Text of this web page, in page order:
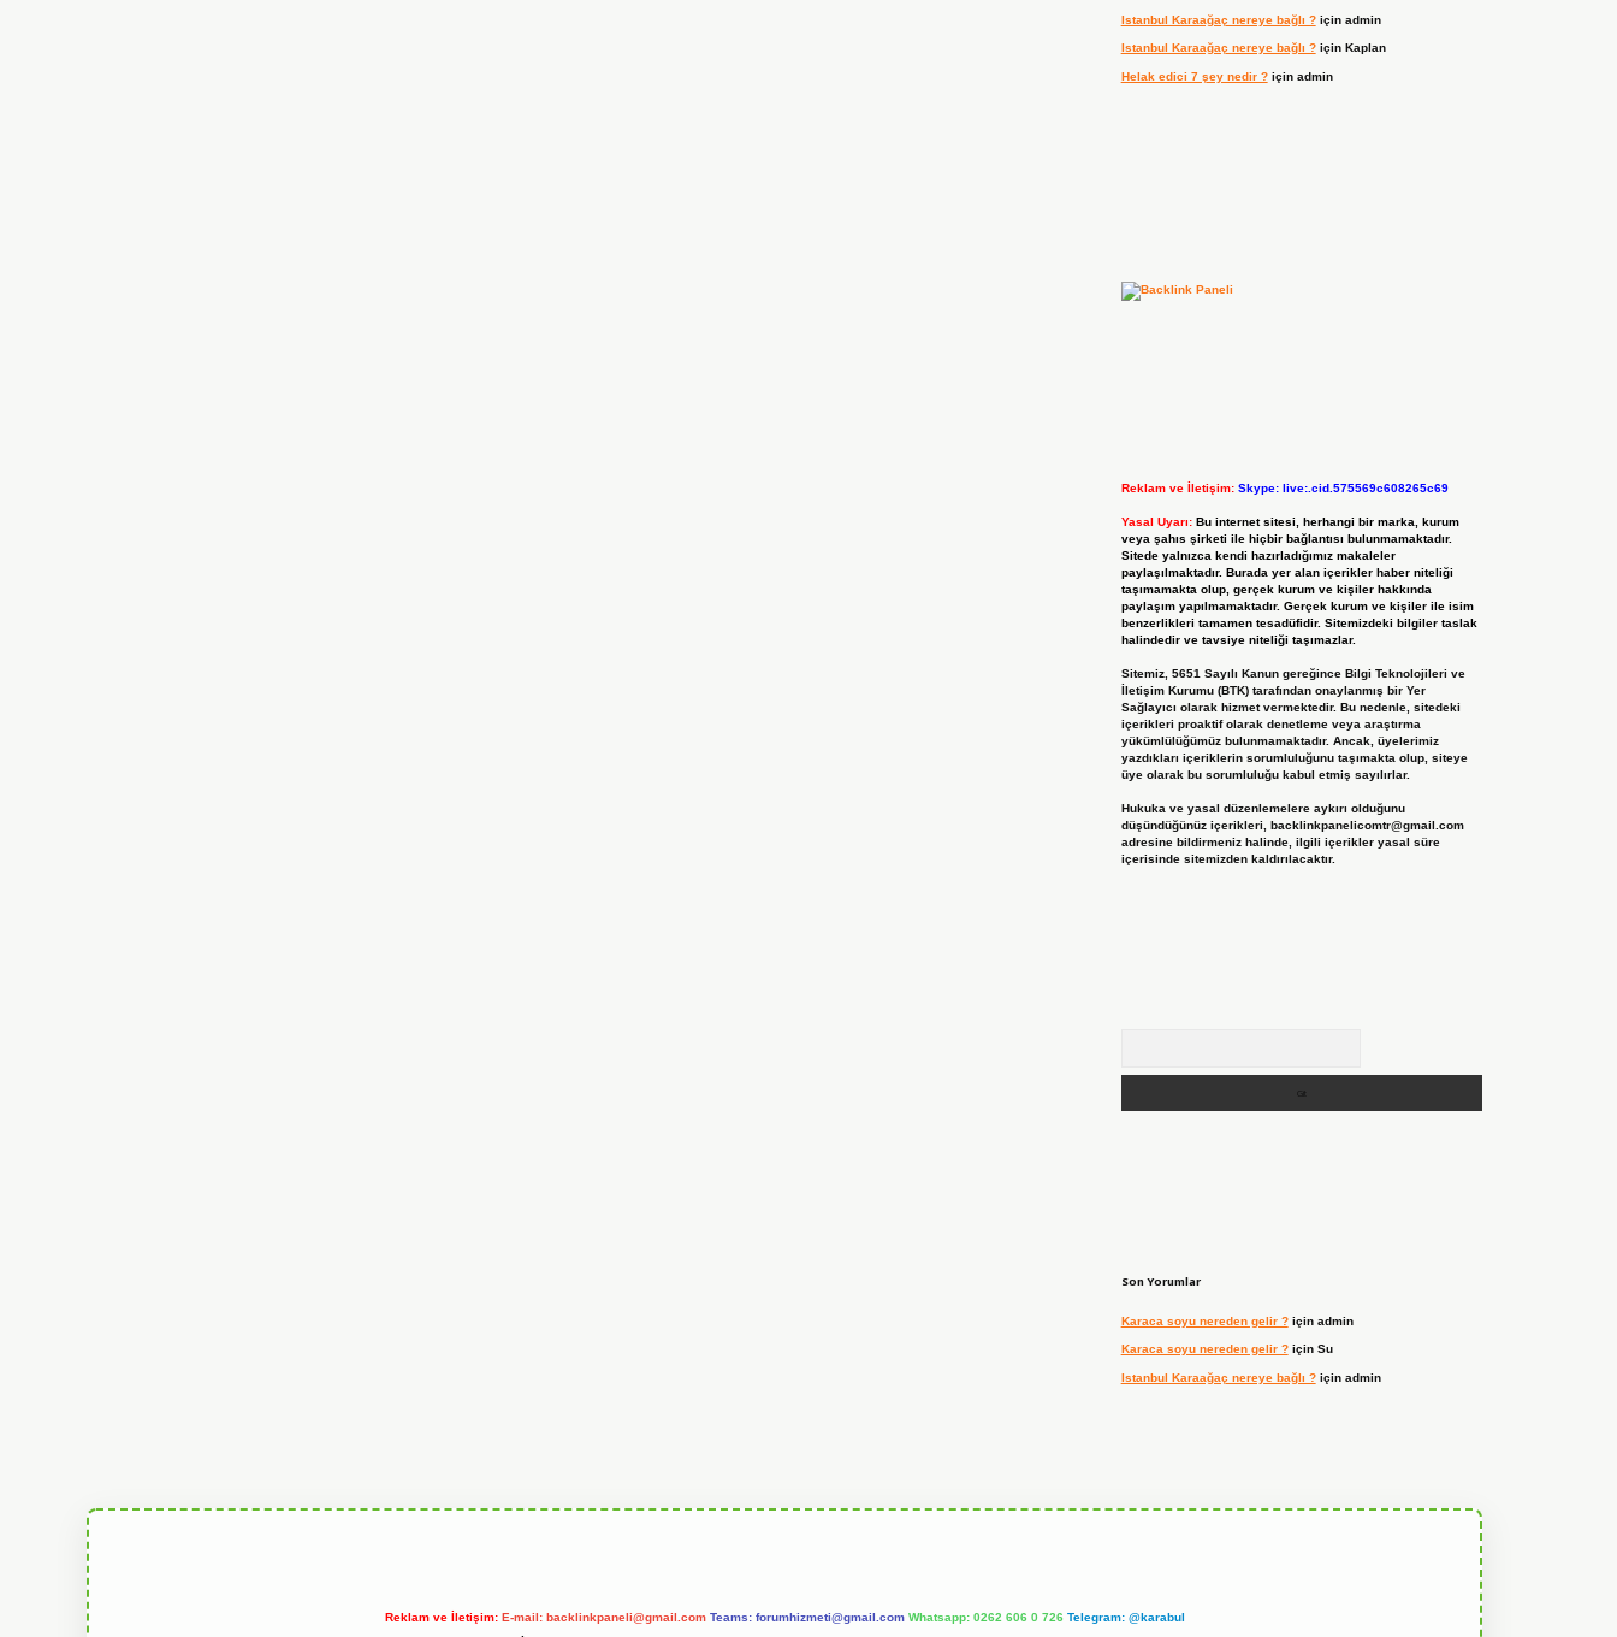
Istanbul Karaağaç nereye bağlı ?için admin
Istanbul Karaağaç nereye bağlı ?için Kaplan
Helak edici 7 şey nedir ?için admin
Reklam ve İletişim: Skype: live:.cid.575569c608265c69
Yasal Uyarı: Bu internet sitesi, herhangi bir marka, kurum
veya şahıs şirketi ile hiçbir bağlantısı bulunmamaktadır.
Sitede yalnızca kendi hazırladığımız makaleler
paylaşılmaktadır. Burada yer alan içerikler haber niteliği
taşımamakta olup, gerçek kurum ve kişiler hakkında
paylaşım yapılmamaktadır. Gerçek kurum ve kişiler ile isim
benzerlikleri tamamen tesadüfidir. Sitemizdeki bilgiler taslak
halindedir ve tavsiye niteliği taşımazlar.
Sitemiz, 5651 Sayılı Kanun gereğince Bilgi Teknolojileri ve
İletişim Kurumu (BTK) tarafından onaylanmış bir Yer
Sağlayıcı olarak hizmet vermektedir. Bu nedenle, sitedeki
içerikleri proaktif olarak denetleme veya araştırma
yükümlülüğümüz bulunmamaktadır. Ancak, üyelerimiz
yazdıkları içeriklerin sorumluluğunu taşımakta olup, siteye
üye olarak bu sorumluluğu kabul etmiş sayılırlar.
Hukuka ve yasal düzenlemelere aykırı olduğunu
düşündüğünüz içerikleri, backlinkpanelicomtr@gmail.com
adresine bildirmeniz halinde, ilgili içerikler yasal süre
içerisinde sitemizden kaldırılacaktır.
Son Yorumlar
Karaca soyu nereden gelir ?için admin
Karaca soyu nereden gelir ?için Su
Istanbul Karaağaç nereye bağlı ?için admin
Reklam ve İletişim: E-mail: backlinkpaneli@gmail.com Teams: forumhizmeti@gmail.com Whatsapp: 0262 606 0 726 Telegram: @karabul